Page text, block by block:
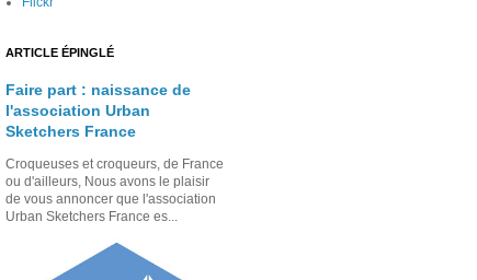
ARTICLE ÉPINGLÉ
Faire part : naissance de
l'association Urban
Sketchers France
Croqueuses et croqueurs, de France
ou d'ailleurs, Nous avons le plaisir
de vous annoncer que l'association
Urban Sketchers France es...